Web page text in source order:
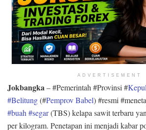
ADVERTISEMENT
Jokbangka– #Pemerintah #Provinsi #
#Belitung(#Pemprov Babel) #resmi
#buah #segar(TBS) kelapa sawit terbaru
per kilogram. Penetapan ini menjadi kabar